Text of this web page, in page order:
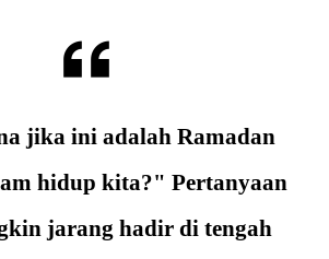
jika ini adalah Ramadan
hidup kita?" Pertanyaan
jarang hadir di tengah